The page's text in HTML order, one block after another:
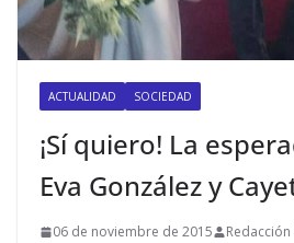
ACTUALIDAD SOCIEDAD
¡Sí quiero! La
Eva González y
06 de noviembre de 2015 Redacción